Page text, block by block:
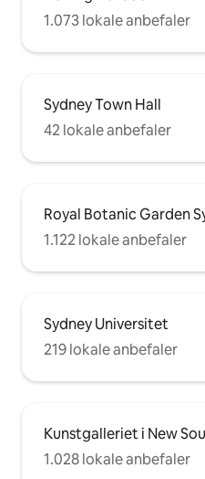
1.073 lokale anbefaler
Sydney Town Hall
42 lokale anbefaler
Royal Botanic Garden
1.122 lokale anbefaler
Sydney Universitet
219 lokale anbefaler
Kunstgalleriet i New
1.028 lokale anbefaler